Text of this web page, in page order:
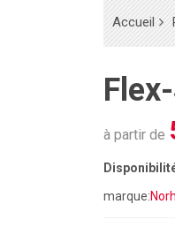
Accueil
à partir de
marque: